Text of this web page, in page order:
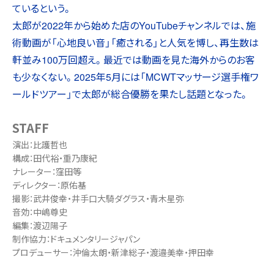
ているという。
太郎が2022年から始めた店のYouTubeチャンネルでは、施
術動画が「心地良い音」「癒される」と人気を博し、再生数は
軒並み100万回超え。最近では動画を見た海外からのお客
も少なくない。2025年5月には「MCWTマッサージ選手権ワ
ールドツアー」で太郎が総合優勝を果たし話題となった。
STAFF
演出：比護哲也
構成：田代裕・重乃康紀
ナレーター：窪田等
ディレクター：原佑基
撮影：武井俊幸・井手口大騎ダグラス・青木星弥
音効：中嶋尊史
編集：渡辺陽子
制作協力：ドキュメンタリージャパン
プロデューサー：沖倫太朗・新津総子・渡邉美幸・押田幸